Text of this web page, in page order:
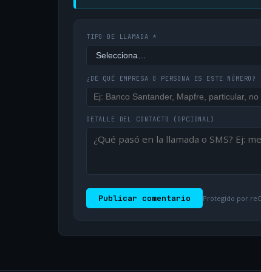
TIPO DE LLAMADA *
¿DE QUÉ EMPRESA O PERSONA ES ESTE NÚMERO?
DETALLE DEL CONTACTO (OPCIONAL)
Publicar comentario Protegido por